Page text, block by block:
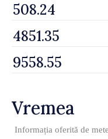
Vremea
Informația oferită de